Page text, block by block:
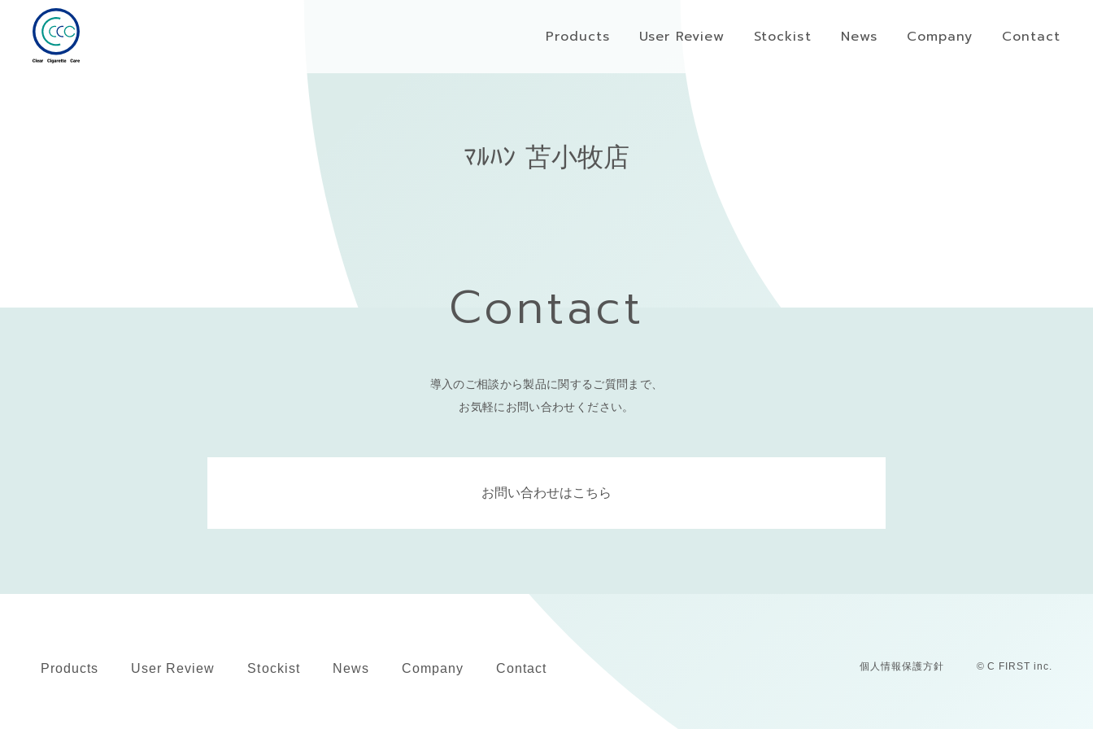
Products User Review Stockist News Company Contact
ﾏﾙﾊﾝ 苫小牧店
Contact
導入のご相談から製品に関するご質問まで、
お気軽にお問い合わせください。
お問い合わせはこちら
Products User Review Stockist News Company Contact 個人情報保護方針 © C FIRST inc.